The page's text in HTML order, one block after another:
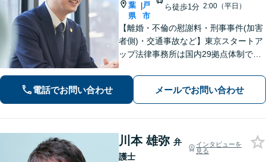
葉
県
|戸
市
ら徒歩1分 2:00（平日）
【離婚・不倫の慰謝料・刑事事件(加害
者側)・交通事故など】東京スタートア
ップ法律事務所は国内29拠点体制で全
対応(法律相談は完全予約制)】各分野で
専門性の高い弁護士が寄り添い解決を
サポートします。
電話でお問い合わせ メールでお問い合わせ
川本 雄弥 弁
護士
インタビューを
見る